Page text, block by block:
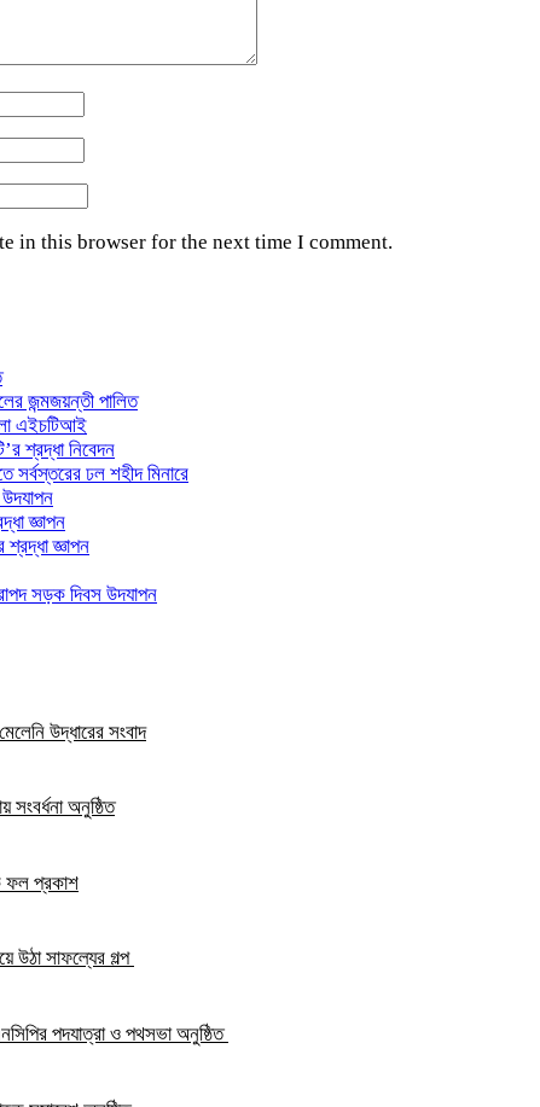
in this browser for the next time I comment.
জন্মজয়ন্তী পালিত
এইচটিআই
শ্রদ্ধা নিবেদন
সর্বস্তরের ঢল শহীদ মিনারে
জ্ঞাপন
শ্রদ্ধা জ্ঞাপন
সড়ক দিবস উদযাপন
উদ্ধারের সংবাদ
সংবর্ধনা অনুষ্ঠিত
ফল প্রকাশ
উঠা সাফল্যের গল্প
পদযাত্রা ও পথসভা অনুষ্ঠিত